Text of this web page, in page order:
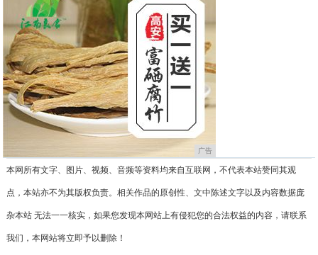
广告
本网所有文字、图片、视频、音频等资料均来自互联网，不代表本站赞同其观
点，本站亦不为其版权负责。相关作品的原创性、文中陈述文字以及内容数据庞
杂本站 无法一一核实，如果您发现本网站上有侵犯您的合法权益的内容，请联系
我们，本网站将立即予以删除！